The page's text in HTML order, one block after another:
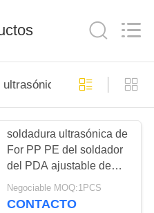
de la
101
soldadura ultrasónica de
For PP PE del soldador
del PDA ajustable de
600w 35Khz
Negociable MOQ:1PCS
CONTACTO